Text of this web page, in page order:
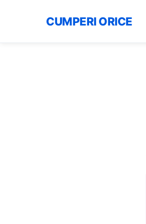
CUMPERI ORICE